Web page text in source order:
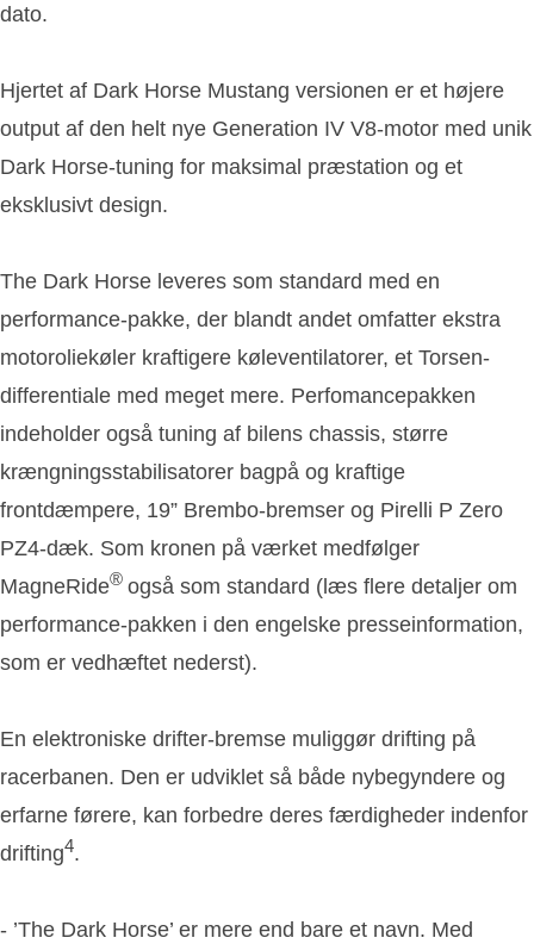
dato.
Hjertet af Dark Horse Mustang versionen er et højere
output af den helt nye Generation IV V8-motor med unik
Dark Horse-tuning for maksimal præstation og et
eksklusivt design.
The Dark Horse leveres som standard med en
performance-pakke, der blandt andet omfatter ekstra
motoroliekøler kraftigere køleventilatorer, et Torsen-
differentiale med meget mere. Perfomancepakken
indeholder også tuning af bilens chassis, større
krængningsstabilisatorer bagpå og kraftige
frontdæmpere, 19” Brembo-bremser og Pirelli P Zero
PZ4-dæk. Som kronen på værket medfølger
MagneRide® også som standard (læs flere detaljer om
performance-pakken i den engelske presseinformation,
som er vedhæftet nederst).
En elektroniske drifter-bremse muliggør drifting på
racerbanen. Den er udviklet så både nybegyndere og
erfarne førere, kan forbedre deres færdigheder indenfor
drifting4.
- ’The Dark Horse’ er mere end bare et navn. Med